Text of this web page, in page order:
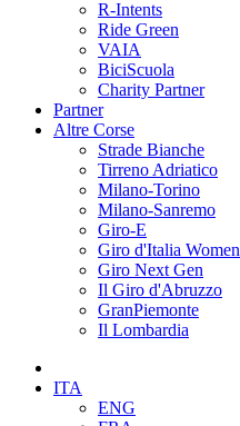
R-Intents
Ride Green
VAIA
BiciScuola
Charity Partner
Partner
Altre Corse
Strade Bianche
Tirreno Adriatico
Milano-Torino
Milano-Sanremo
Giro-E
Giro d'Italia Women
Giro Next Gen
Il Giro d'Abruzzo
GranPiemonte
Il Lombardia
ITA
ENG